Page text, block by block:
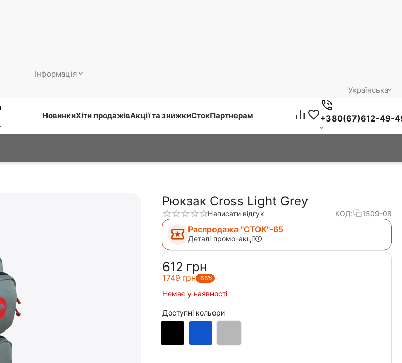
Інформація
Українська
НовинкиХіти продажівАкції та знижкиСтокПартнерам +380(67)612-49-
Рюкзак Сross Light Grey
Написати відгук КОД: 1509-08
Распродажа "СТОК"-65
Деталі промо-акції
‍612‍ грн
‍1749‍ грн -65%
Немає у наявності
Доступні кольори